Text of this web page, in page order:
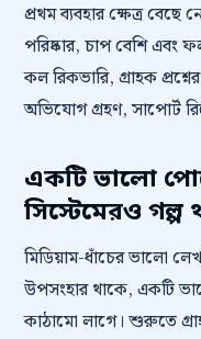
প্রথম ব্যবহার ক্ষেত্র
পরিষ্কার, চাপ বেশি এবং
কল রিকভারি, গ্রাহক
অভিযোগ গ্রহণ, সাপোর্ট
একটি ভালো
সিস্টেমেরও গল্প
মিডিয়াম-ধাঁচের ভালো
উপসংহার থাকে, একটি
কাঠামো লাগে। শুরুতে